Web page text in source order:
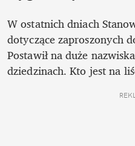
W ostatnich dniach
dotyczące zaproszonych
Postawił na duże
dziedzinach. Kto jest na